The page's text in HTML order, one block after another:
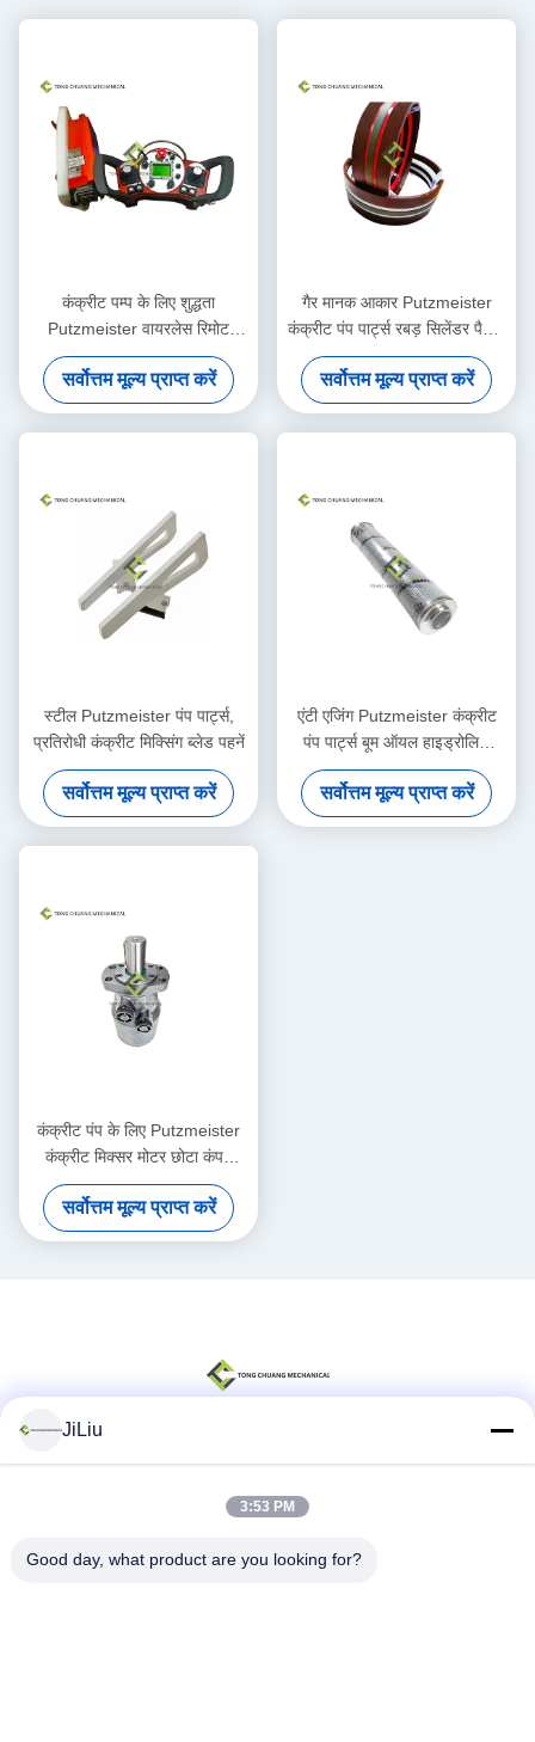
कंक्रीट पम्प के लिए शुद्धता
Putzmeister वायरलेस रिमोट
कंट्रोलर
सर्वोत्तम मूल्य प्राप्त करें
गैर मानक आकार Putzmeister
कंक्रीट पंप पार्ट्स रबड़ सिलेंडर पैकिंग
किट
सर्वोत्तम मूल्य प्राप्त करें
स्टील Putzmeister पंप पार्ट्स,
प्रतिरोधी कंक्रीट मिक्सिंग ब्लेड पहनें
सर्वोत्तम मूल्य प्राप्त करें
एंटी एजिंग Putzmeister कंक्रीट
पंप पार्ट्स बूम ऑयल हाइड्रोलिक
फ़िल्टर तत्व:
सर्वोत्तम मूल्य प्राप्त करें
कंक्रीट पंप के लिए Putzmeister
कंक्रीट मिक्सर मोटर छोटा कंपन
हाइड्रोलिक
सर्वोत्तम मूल्य प्राप्त करें
JiLiu
3:53 PM
Good day, what product are you looking for?